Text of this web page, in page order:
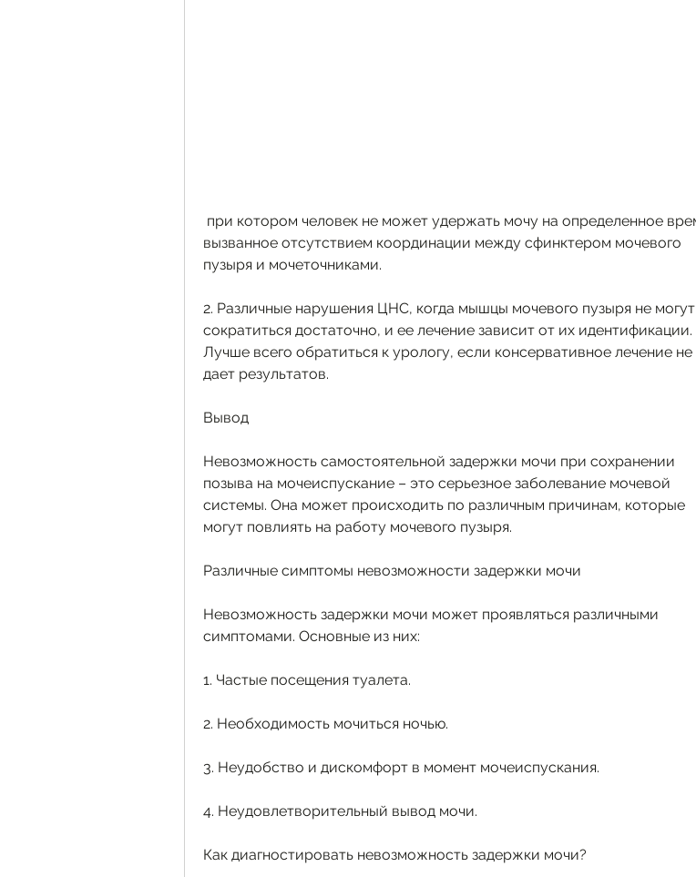
вызванное отсутствием координации между сфинктером мочевого
пузыря и мочеточниками.
2. Различные нарушения ЦНС, когда мышцы мочевого пузыря не могут
сократиться достаточно, и ее лечение зависит от их идентификации.
Лучше всего обратиться к урологу, если консервативное лечение не
дает результатов.
Вывод
Невозможность самостоятельной задержки мочи при сохранении
позыва на мочеиспускание – это серьезное заболевание мочевой
системы. Она может происходить по различным причинам, которые
могут повлиять на работу мочевого пузыря.
Различные симптомы невозможности задержки мочи
Невозможность задержки мочи может проявляться различными
симптомами. Основные из них:
1. Частые посещения туалета.
2. Необходимость мочиться ночью.
3. Неудобство и дискомфорт в момент мочеиспускания.
4. Неудовлетворительный вывод мочи.
Как диагностировать невозможность задержки мочи?